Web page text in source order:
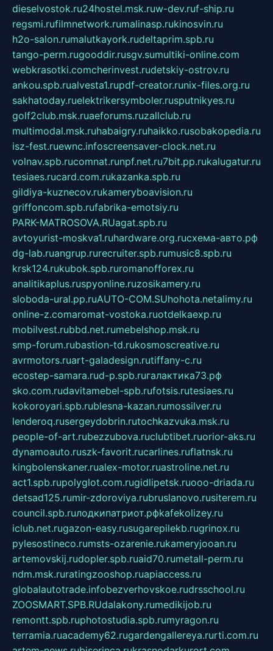
dieselvostok.ru24hostel.msk.ruw-dev.ruf-ship.ru
regsmi.rufilmnetwork.rumalinasp.rukinosvin.ru
h2o-salon.rumalutkayork.rudeltaprim.spb.ru
tango-perm.rugooddir.rusgv.sumultiki-online.com
webkrasotki.comcherinvest.rudetskiy-ostrov.ru
ankou.spb.rualvesta1.rupdf-creator.runix-files.org.ru
sakhatoday.ruelektrikersymboler.rusputnikyes.ru
golf2club.msk.ruaeforums.ruzallclub.ru
multimodal.msk.ruhabaigry.ruhaikko.rusobakopedia.ru
isz-fest.ruewnc.infoscreensaver-clock.net.ru
volnav.spb.rucomnat.runpf.net.ru7bit.pp.rukalugatur.ru
tesiaes.rucard.com.rukazanka.spb.ru
gildiya-kuznecov.rukameryboavision.ru
griffoncom.spb.rufabrika-emotsiy.ru
PARK-MATROSOVA.RUagat.spb.ru
avtoyurist-moskva1.ruhardware.org.ruсхема-авто.рф
dg-lab.ruangrup.rurecruiter.spb.rumusic8.spb.ru
krsk124.rukubok.spb.ruromanofforex.ru
analitikaplus.ruspyonline.ruzosikamery.ru
sloboda-ural.pp.ruAUTO-COM.SUhohota.netalimy.ru
online-z.comaromat-vostoka.ruotdelkaexp.ru
mobilvest.rubbd.net.rumebelshop.msk.ru
smp-forum.rubastion-td.rukosmoscreative.ru
avrmotors.ruart-galadesign.rutiffany-c.ru
ecostep-samara.rud-p.spb.ruгалактика73.рф
sko.com.rudavitamebel-spb.rufotsis.rutesiaes.ru
kokoroyari.spb.rublesna-kazan.rumossilver.ru
lenderoq.rusergeydobrin.rutochkazvuka.msk.ru
people-of-art.rubezzubova.ruclubtibet.ruorior-aks.ru
dynamoauto.ruszk-favorit.rucarlines.ruflatnsk.ru
kingbolenskaner.rualex-motor.ruastroline.net.ru
act1.spb.rupolyglot.com.rugidlipetsk.ruooo-driada.ru
detsad125.rumir-zdoroviya.rubruslanovo.rusiterem.ru
council.spb.ruлодкипатриот.рфkafekolizey.ru
iclub.net.rugazon-easy.rusugarepilekb.rugrinox.ru
pylesostineco.rumsts-ozarenie.rukameryjooan.ru
artemovskij.rudopler.spb.ruaid70.rumetall-perm.ru
ndm.msk.ruratingzooshop.ruapiaccess.ru
globalautotrade.infobezverhovskoe.rudrsschool.ru
ZOOSMART.SPB.RUdalakony.rumedikijob.ru
remontt.spb.ruphotostudia.spb.rumyragon.ru
terramia.ruacademy62.rugardengallereya.rurti.com.ru